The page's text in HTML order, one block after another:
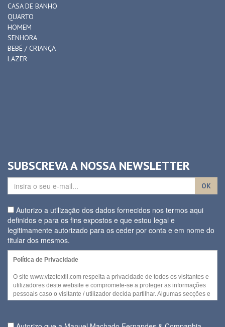
CASA DE BANHO
QUARTO
HOMEM
SENHORA
BEBÉ / CRIANÇA
LAZER
SUBSCREVA A NOSSA NEWSLETTER
OK
Autorizo a utilização dos dados fornecidos nos termos aqui
definidos e para os fins expostos e que estou legal e
legitimamente autorizado para os ceder por conta e em nome do
titular dos mesmos.
Política de Privacidade
O site www.vizetextil.com respeita a privacidade de todos os visitantes e
utilizadores deste website e compromete-se a proteger as informações
pessoais caso o visitante / utilizador decida partilhar. Algumas secções e
/ ou funcionalidades deste website podem ser acedidas sem recurso a